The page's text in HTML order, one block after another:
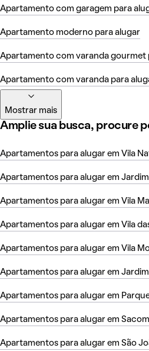
Apartamento com garagem para
Apartamento moderno para alugar
Apartamento com varanda gourmet
Apartamento com varanda para
Mostrar mais
Amplie sua busca, procure
Apartamentos para alugar em Vila
Apartamentos para alugar em
Apartamentos para alugar em Vila
Apartamentos para alugar em Vila
Apartamentos para alugar em Vila
Apartamentos para alugar em
Apartamentos para alugar em
Apartamentos para alugar em
Apartamentos para alugar em São